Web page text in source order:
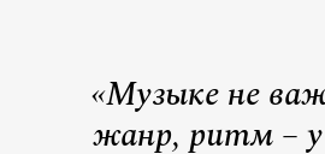
«Музыке не
жанр, ритм –